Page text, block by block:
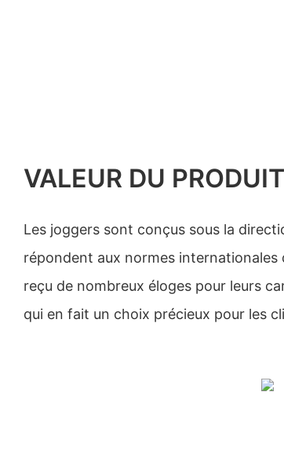
VALEUR DU PRODUIT
Les joggers sont conçus sous la
répondent aux normes
reçu de nombreux éloges pour leurs
qui en fait un choix précieux pour les